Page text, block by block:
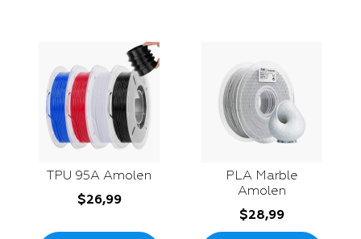
TPU 95A Amolen
$26,99
PLA Marble
Amolen
$28,99